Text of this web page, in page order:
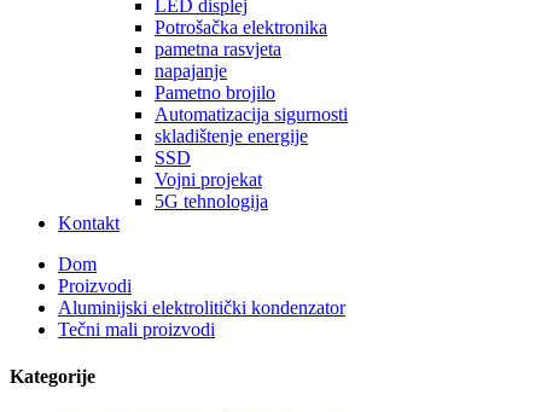
LED displej
Potrošačka elektronika
pametna rasvjeta
napajanje
Pametno brojilo
Automatizacija sigurnosti
skladištenje energije
SSD
Vojni projekat
5G tehnologija
Kontakt
Dom
Proizvodi
Aluminijski elektrolitički kondenzator
Tečni mali proizvodi
Kategorije